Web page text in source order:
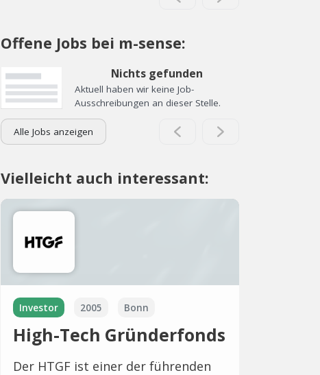
Offene Jobs bei m-sense:
Nichts gefunden
Aktuell haben wir keine Job-
Ausschreibungen an dieser Stelle.
Alle Jobs anzeigen
Vielleicht auch interessant:
Investor 2005 Bonn
High-Tech Gründerfonds
Der HTGF ist einer der führenden